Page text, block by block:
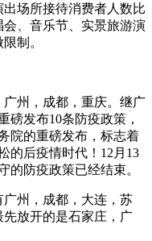
场所接待消费者人数比
、音乐节、实景旅游演
制。
州，成都，重庆。继广
磅发布10条防疫政策，
院的重磅发布，标志着
的后疫情时代！12月13
的防疫政策已经结束。
州，成都，大连，苏
放开的是石家庄，广